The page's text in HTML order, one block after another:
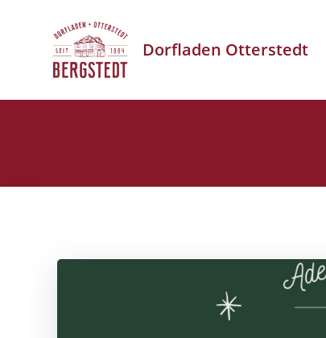
Dorfladen Otterstedt